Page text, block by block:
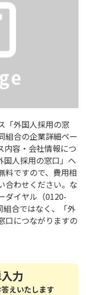
「外国人採用の窓
組合の企業詳細ペー
内容・会社情報につ
国人採用の窓口」へ
料ですので、費用相
合わせください。な
ダイヤル（0120-
合ではなく、「外
口につながりますの
力
えいたします